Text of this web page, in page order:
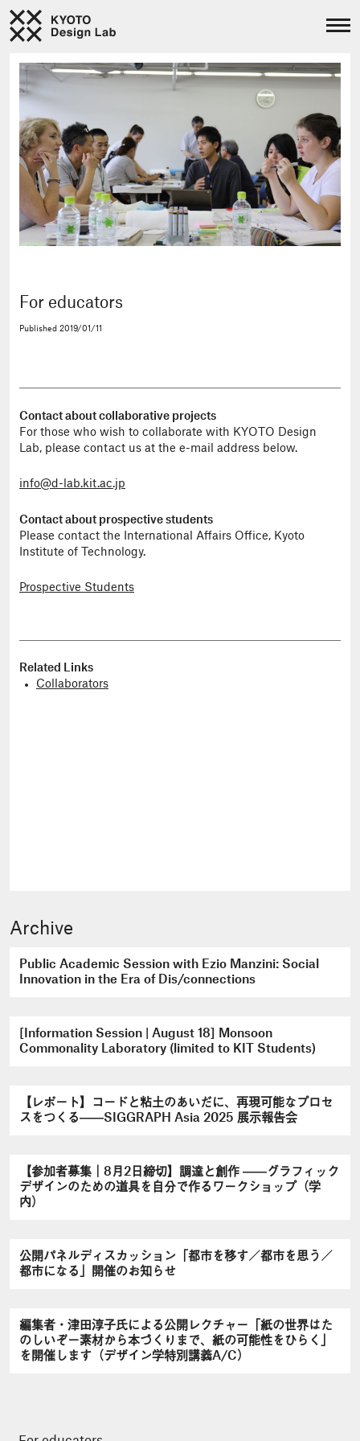
For educators
Published 2019/01/11
Contact about collaborative projects
For those who wish to collaborate with KYOTO Design
Lab, please contact us at the e-mail address below.
info@d-lab.kit.ac.jp
Contact about prospective students
Please contact the International Affairs Office, Kyoto
Institute of Technology.
Prospective Students
Related Links
Collaborators
Archive
Public Academic Session with Ezio Manzini: Social
Innovation in the Era of Dis/connections
[Information Session | August 18] Monsoon
Commonality Laboratory (limited to KIT Students)
【レポート】コードと粘土のあいだに、再現可能なプロセ
スをつくる――SIGGRAPH Asia 2025 展示報告会
【参加者募集｜8月2日締切】調達と創作 ――グラフィック
デザインのための道具を自分で作るワークショップ（学
内）
公開パネルディスカッション「都市を移す／都市を思う／
都市になる」開催のお知らせ
編集者・津田淳子氏による公開レクチャー「紙の世界はた
のしいぞ－素材から本づくりまで、紙の可能性をひらく」
を開催します（デザイン学特別講義A/C）